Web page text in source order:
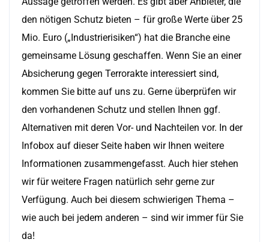
den nötigen Schutz bieten – für große Werte über 25
Mio. Euro („Industrierisiken“) hat die Branche eine
gemeinsame Lösung geschaffen. Wenn Sie an einer
Absicherung gegen Terrorakte interessiert sind,
kommen Sie bitte auf uns zu. Gerne überprüfen wir
den vorhandenen Schutz und stellen Ihnen ggf.
Alternativen mit deren Vor- und Nachteilen vor. In der
Infobox auf dieser Seite haben wir Ihnen weitere
Informationen zusammengefasst. Auch hier stehen
wir für weitere Fragen natürlich sehr gerne zur
Verfügung. Auch bei diesem schwierigen Thema –
wie auch bei jedem anderen – sind wir immer für Sie
da!